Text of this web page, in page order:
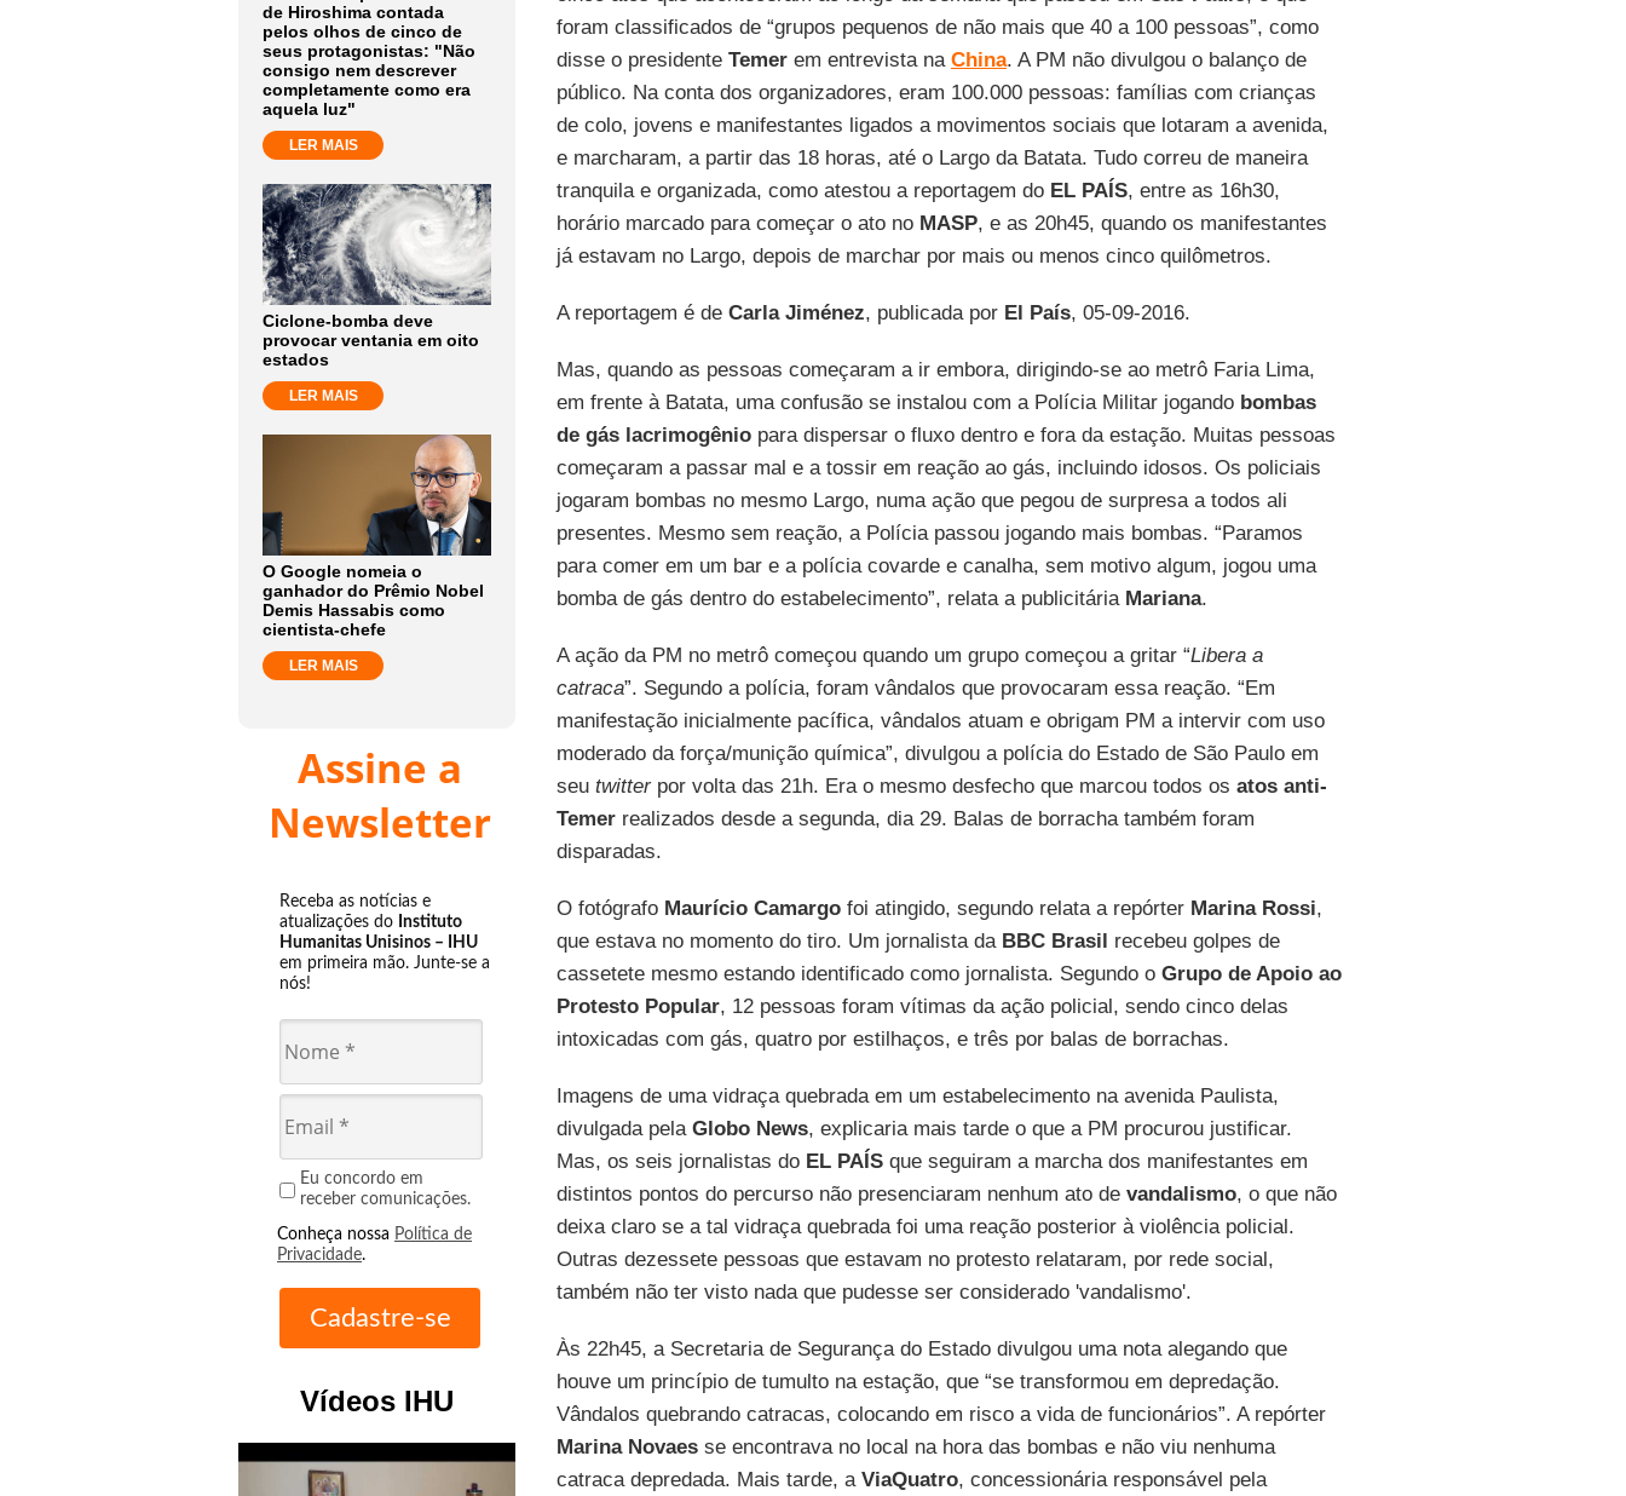
de Hiroshima contada
pelos olhos de cinco de
seus protagonistas: "Não
consigo nem descrever
completamente como era
aquela luz"
LER MAIS
Ciclone-bomba deve
provocar ventania em oito
estados
LER MAIS
O Google nomeia o
ganhador do Prêmio Nobel
Demis Hassabis como
cientista-chefe
LER MAIS
Assine a
Newsletter
Receba as notícias e
atualizações do Instituto
Humanitas Unisinos – IHU
em primeira mão. Junte-se a
nós!
Eu concordo em
receber comunicações.
Conheça nossa Política de
Privacidade.
Vídeos IHU
foram classificados de “grupos pequenos de não mais que 40 a 100 pessoas”, como
disse o presidente Temerem entrevista na China. A PM não divulgou o balanço de
público. Na conta dos organizadores, eram 100.000 pessoas: famílias com crianças
de colo, jovens e manifestantes ligados a movimentos sociais que lotaram a avenida,
e marcharam, a partir das 18 horas, até o Largo da Batata. Tudo correu de maneira
tranquila e organizada, como atestou a reportagem do EL PAÍS, entre as 16h30,
horário marcado para começar o ato no MASP, e as 20h45, quando os manifestantes
já estavam no Largo, depois de marchar por mais ou menos cinco quilômetros.
A reportagem é de Carla Jiménez, publicada por El País, 05-09-2016.
Mas, quando as pessoas começaram a ir embora, dirigindo-se ao metrô Faria Lima,
em frente à Batata, uma confusão se instalou com a Polícia Militar jogando bombas
de gás lacrimogêniopara dispersar o fluxo dentro e fora da estação. Muitas pessoas
começaram a passar mal e a tossir em reação ao gás, incluindo idosos. Os policiais
jogaram bombas no mesmo Largo, numa ação que pegou de surpresa a todos ali
presentes. Mesmo sem reação, a Polícia passou jogando mais bombas. “Paramos
para comer em um bar e a polícia covarde e canalha, sem motivo algum, jogou uma
bomba de gás dentro do estabelecimento”, relata a publicitária Mariana.
A ação da PM no metrô começou quando um grupo começou a gritar “Libera a
catraca”. Segundo a polícia, foram vândalos que provocaram essa reação. “Em
manifestação inicialmente pacífica, vândalos atuam e obrigam PM a intervir com uso
moderado da força/munição química”, divulgou a polícia do Estado de São Paulo em
seu twitterpor volta das 21h. Era o mesmo desfecho que marcou todos os atos anti-
Temerrealizados desde a segunda, dia 29. Balas de borracha também foram
disparadas.
O fotógrafo Maurício Camargofoi atingido, segundo relata a repórter Marina Rossi,
que estava no momento do tiro. Um jornalista da BBC Brasil recebeu golpes de
cassetete mesmo estando identificado como jornalista. Segundo oGrupo de Apoio ao
Protesto Popular, 12 pessoas foram vítimas da ação policial, sendo cinco delas
intoxicadas com gás, quatro por estilhaços, e três por balas de borrachas.
Imagens de uma vidraça quebrada em um estabelecimento na avenida Paulista,
divulgada pela Globo News, explicaria mais tarde o que a PM procurou justificar.
Mas, os seis jornalistas do EL PAÍSque seguiram a marcha dos manifestantes em
distintos pontos do percurso não presenciaram nenhum ato de vandalismo, o que não
deixa claro se a tal vidraça quebrada foi uma reação posterior à violência policial.
Outras dezessete pessoas que estavam no protesto relataram, por rede social,
também não ter visto nada que pudesse ser considerado 'vandalismo'.
Às 22h45, a Secretaria de Segurança do Estado divulgou uma nota alegando que
houve um princípio de tumulto na estação, que “se transformou em depredação.
Vândalos quebrando catracas, colocando em risco a vida de funcionários”. A repórter
Marina Novaesse encontrava no local na hora das bombas e não viu nenhuma
catraca depredada. Mais tarde, a ViaQuatro, concessionária responsável pela